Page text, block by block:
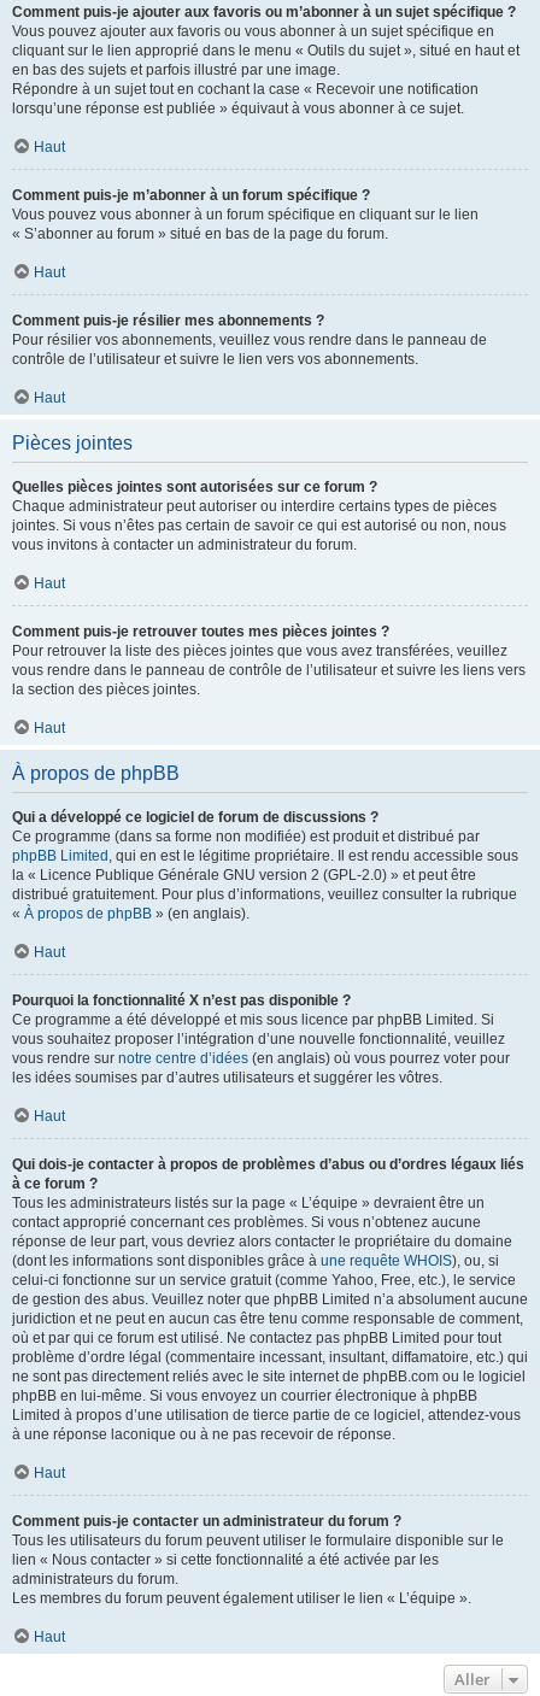
Comment puis-je ajouter aux favoris ou m’abonner à un sujet spécifique ?
Vous pouvez ajouter aux favoris ou vous abonner à un sujet spécifique en
cliquant sur le lien approprié dans le menu « Outils du sujet », situé en haut et
en bas des sujets et parfois illustré par une image.
Répondre à un sujet tout en cochant la case « Recevoir une notification
lorsqu’une réponse est publiée » équivaut à vous abonner à ce sujet.
Haut
Comment puis-je m’abonner à un forum spécifique ?
Vous pouvez vous abonner à un forum spécifique en cliquant sur le lien
« S’abonner au forum » situé en bas de la page du forum.
Haut
Comment puis-je résilier mes abonnements ?
Pour résilier vos abonnements, veuillez vous rendre dans le panneau de
contrôle de l’utilisateur et suivre le lien vers vos abonnements.
Haut
Pièces jointes
Quelles pièces jointes sont autorisées sur ce forum ?
Chaque administrateur peut autoriser ou interdire certains types de pièces
jointes. Si vous n’êtes pas certain de savoir ce qui est autorisé ou non, nous
vous invitons à contacter un administrateur du forum.
Haut
Comment puis-je retrouver toutes mes pièces jointes ?
Pour retrouver la liste des pièces jointes que vous avez transférées, veuillez
vous rendre dans le panneau de contrôle de l’utilisateur et suivre les liens vers
la section des pièces jointes.
Haut
À propos de phpBB
Qui a développé ce logiciel de forum de discussions ?
Ce programme (dans sa forme non modifiée) est produit et distribué par
phpBB Limited , qui en est le légitime propriétaire. Il est rendu accessible sous
la « Licence Publique Générale GNU version 2 (GPL-2.0) » et peut être
distribué gratuitement. Pour plus d’informations, veuillez consulter la rubrique
« À propos de phpBB » (en anglais).
Haut
Pourquoi la fonctionnalité X n’est pas disponible ?
Ce programme a été développé et mis sous licence par phpBB Limited. Si
vous souhaitez proposer l’intégration d’une nouvelle fonctionnalité, veuillez
vous rendre sur notre centre d’idées (en anglais) où vous pourrez voter pour
les idées soumises par d’autres utilisateurs et suggérer les vôtres.
Haut
Qui dois-je contacter à propos de problèmes d’abus ou d’ordres légaux liés
à ce forum ?
Tous les administrateurs listés sur la page « L’équipe » devraient être un
contact approprié concernant ces problèmes. Si vous n’obtenez aucune
réponse de leur part, vous devriez alors contacter le propriétaire du domaine
(dont les informations sont disponibles grâce à une requête WHOIS), ou, si
celui-ci fonctionne sur un service gratuit (comme Yahoo, Free, etc.), le service
de gestion des abus. Veuillez noter que phpBB Limited n’a absolument aucune
juridiction et ne peut en aucun cas être tenu comme responsable de comment,
où et par qui ce forum est utilisé. Ne contactez pas phpBB Limited pour tout
problème d’ordre légal (commentaire incessant, insultant, diffamatoire, etc.) qui
ne sont pas directement reliés avec le site internet de phpBB.com ou le logiciel
phpBB en lui-même. Si vous envoyez un courrier électronique à phpBB
Limited à propos d’une utilisation de tierce partie de ce logiciel, attendez-vous
à une réponse laconique ou à ne pas recevoir de réponse.
Haut
Comment puis-je contacter un administrateur du forum ?
Tous les utilisateurs du forum peuvent utiliser le formulaire disponible sur le
lien « Nous contacter » si cette fonctionnalité a été activée par les
administrateurs du forum.
Les membres du forum peuvent également utiliser le lien « L’équipe ».
Haut
Aller